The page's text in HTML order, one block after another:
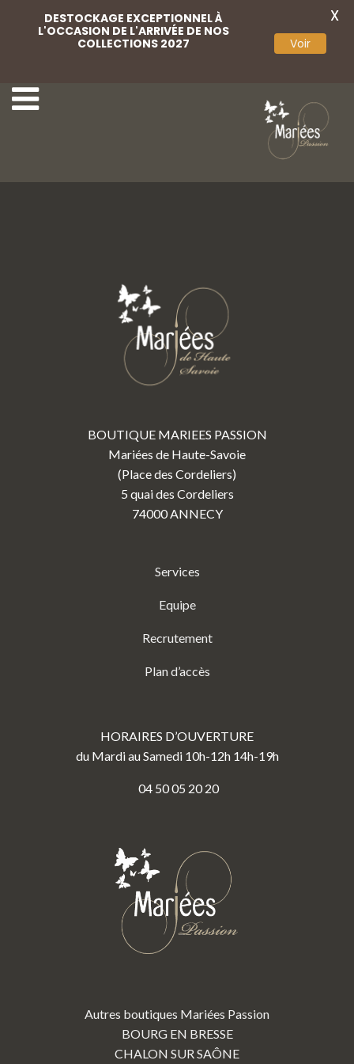
BOUTIQUE MARIEES PASSION
Mariées de Haute-Savoie
(Place des Cordeliers)
5 quai des Cordeliers
74000 ANNECY
Services
Equipe
Recrutement
Plan d’accès
HORAIRES D’OUVERTURE
du Mardi au Samedi 10h-12h 14h-19h
04 50 05 20 20
Autres boutiques Mariées Passion
BOURG EN BRESSE
CHALON SUR SAÔNE
DESTOCKAGE EXCEPTIONNEL À
L'OCCASION DE L'ARRIVÉE DE NOS
COLLECTIONS 2027
Voir
X